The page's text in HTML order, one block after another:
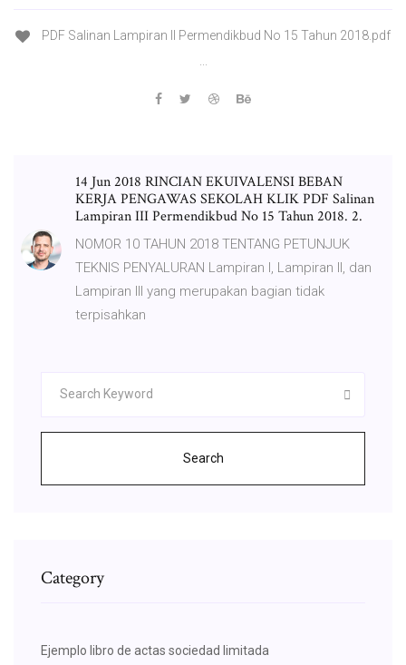
PDF Salinan Lampiran II Permendikbud No 15 Tahun 2018.pdf
14 Jun 2018 RINCIAN EKUIVALENSI BEBAN
KERJA PENGAWAS SEKOLAH KLIK PDF Salinan
Lampiran III Permendikbud No 15 Tahun 2018. 2.
NOMOR 10 TAHUN 2018 TENTANG PETUNJUK
TEKNIS PENYALURAN Lampiran I, Lampiran II, dan
Lampiran III yang merupakan bagian tidak
terpisahkan
Search
Category
Ejemplo libro de actas sociedad limitada